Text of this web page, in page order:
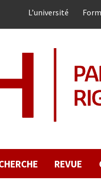
L’université
REVUE